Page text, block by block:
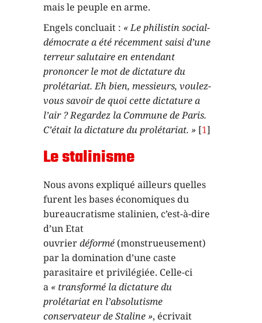
mais le peuple en arme.
Engels concluait : « Le philistin social-
démocrate a été récemment saisi d’une
terreur salutaire en entendant
prononcer le mot de dictature du
prolétariat. Eh bien, messieurs, voulez-
vous savoir de quoi cette dictature a
l’air ? Regardez la Commune de Paris.
C’était la dictature du prolétariat. » [1]
Le stalinisme
Nous avons expliqué ailleurs quelles
furent les bases économiques du
bureaucratisme stalinien, c’est-à-dire
d’un Etat
ouvrierdéformé (monstrueusement)
par la domination d’une caste
parasitaire et privilégiée. Celle-ci
a « transformé la dictature du
prolétariat en l’absolutisme
conservateur de Staline », écrivait